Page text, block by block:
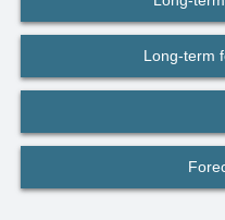
Long-term